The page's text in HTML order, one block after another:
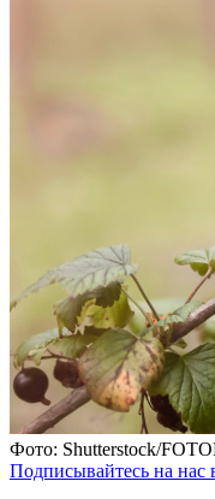
Фото: Shutterstock/
Подписывайтесь на нас